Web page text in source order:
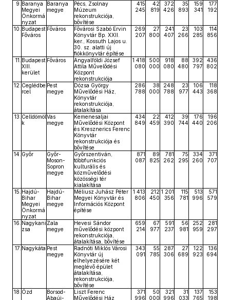
9. Baranya
Megyei
Önkormá
nyzat
Baranya
megye
Pécs, Zsolnay
Múzeum
rekonstrukciója,
bővítése
415
245
42
819
372
426
35
893
159
341
177
192
10. Budapest
Főváros
Főváros
Fővárosi Szabó Ervin
Könyvtár Bp. XXII.
ker., Kossuth Lajos u.
30. sz. alatti új
fiókkönyvtár építése
269
207
27
800
241
407
23
266
103
285
114
856
11. Budapest
XIII.
kerület
Főváros
Angyalföldi József
Attila Művelődési
Központ
rekonstrukciója
1 418
080
500
000
918
080
88
480
392
797
436
802
12. Ceglédbe
rcel
Pest
megye
Dózsa György
Művelődési Ház,
Könyvtár
rekonstrukciója,
átalakítása
286
788
38
000
248
788
23
977
106
443
118
368
13. Celldömöl
k
Vas
megye
Kemenesaljai
Művelődési Központ
és Kresznerics Ferenc
Könyvtár
rekonstrukciója és
bővítése
434
849
22
459
412
390
39
744
176
440
196
206
14. Győr
Győr-
Moson-
Sopron
megye
Győrszentiván,
többfunkciós
kulturális és
közművelődési
közösségi tér
kialakítása
871
087
89
825
781
262
75
295
334
260
371
707
15. Hajdú-
Bihar
Megyei
Önkormá
nyzat
Hajdú-
Bihar
megye
Méliusz Juhász Péter
Megyei Könyvtár és
Információs Központ
építése
1 413
806
212
450
1 201
356
115
781
513
996
571
579
16. Nagykani
zsa
Zala
megye
Hevesi Sándor
művelődési központ
rekonstrukciója,
átalakítása, bővítése
659
214
67
977
591
237
56
981
252
959
281
297
17. Nagykáta Pest
megye
Radnóti Miklós Városi
Könyvtár új
elhelyezésére két
meglévő épület
átalakítása,
rekonstrukciója,
bővítése
343
091
55
785
287
306
27
689
122
923
136
694
18. Ózd
Borsod-
Abaúj-
Liszt Ferenc
Művelődési Ház
371
996
50
000
321
996
31
033
137
765
153
198